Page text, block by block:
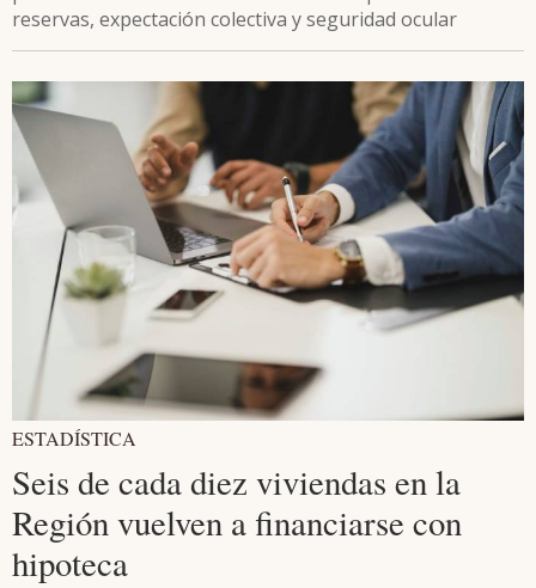
reservas, expectación colectiva y seguridad ocular
ESTADÍSTICA
Seis de cada diez viviendas en la
Región vuelven a financiarse con
hipoteca